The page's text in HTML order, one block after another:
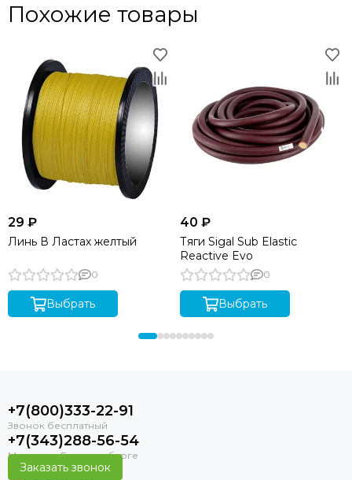
Похожие товары
29 ₽
Линь В Ластах желтый
0
Выбрать
40 ₽
Тяги Sigal Sub Elastic
Reactive Evo
0
Выбрать
+7(800)333-22-91
+7(343)288-56-54
Заказать звонок